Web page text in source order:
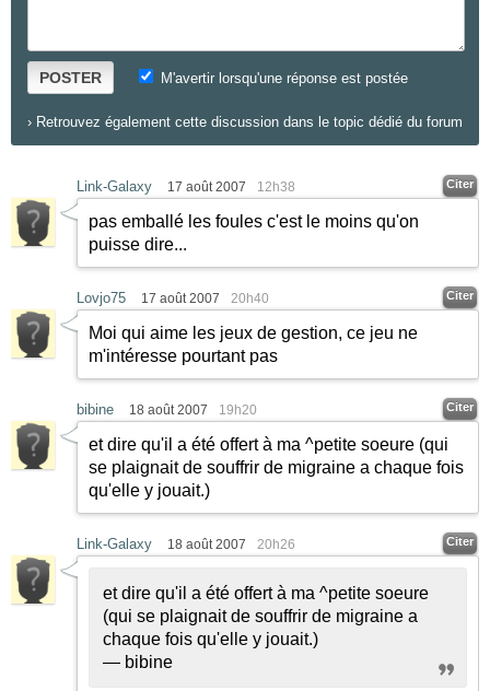
POSTER M'avertir lorsqu'une réponse est postée
› Retrouvez également cette discussion dans le topic dédié du forum
Link-Galaxy 17 août 2007 12h38 Citer
pas emballé les foules c'est le moins qu'on
puisse dire...
Lovjo75 17 août 2007 20h40 Citer
Moi qui aime les jeux de gestion, ce jeu ne
m'intéresse pourtant pas
bibine 18 août 2007 19h20 Citer
et dire qu'il a été offert à ma ^petite soeure (qui
se plaignait de souffrir de migraine a chaque fois
qu'elle y jouait.)
Link-Galaxy 18 août 2007 20h26 Citer
et dire qu'il a été offert à ma ^petite soeure
(qui se plaignait de souffrir de migraine a
chaque fois qu'elle y jouait.)
— bibine